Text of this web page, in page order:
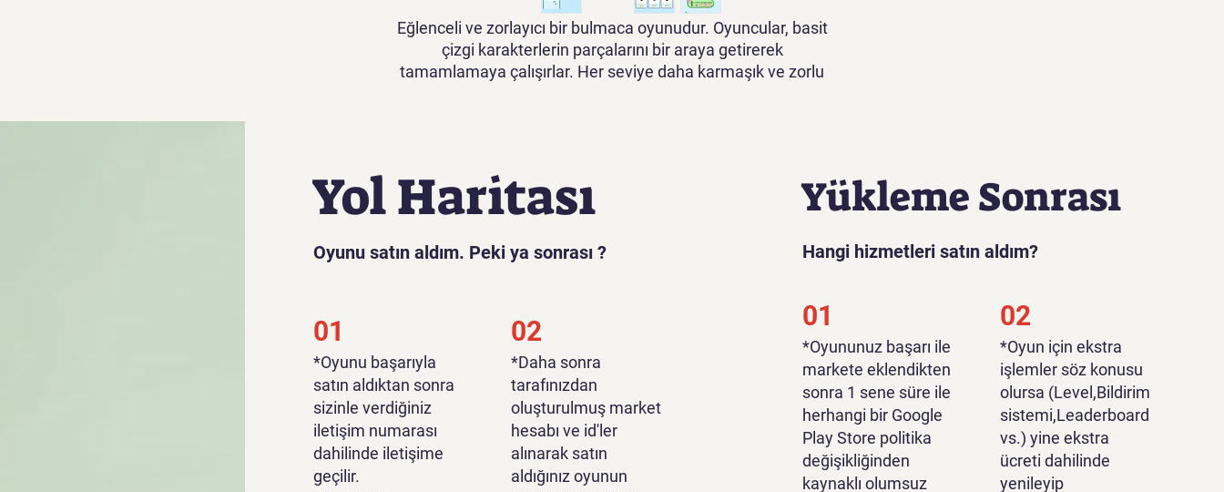
Eğlenceli ve zorlayıcı bir bulmaca oyunudur. Oyuncular, basit
çizgi karakterlerin parçalarını bir araya getirerek
tamamlamaya çalışırlar. Her seviye daha karmaşık ve zorlu
Yol Haritası
Oyunu satın aldım. Peki ya sonrası ?
01
*Oyunu başarıyla
satın aldıktan sonra
sizinle verdiğiniz
iletişim numarası
dahilinde iletişime
geçilir.
02
*Daha sonra
tarafınızdan
oluşturulmuş market
hesabı ve id'ler
alınarak satın
aldığınız oyunun
Yükleme Sonrası
Hangi hizmetleri satın aldım?
01
​*Oyununuz başarı ile
markete eklendikten
sonra 1 sene süre ile
herhangi bir Google
Play Store politika
değişikliğinden
kaynaklı olumsuz
02
*Oyun için ekstra
işlemler söz konusu
olursa (Level,Bildirim
sistemi,Leaderboard
vs.) yine ekstra
ücreti dahilinde
yenileyip